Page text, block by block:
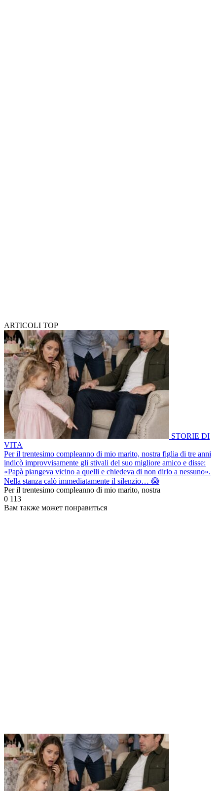
ARTICOLI TOP
STORIE DI
VITA
Per il trentesimo compleanno di mio marito, nostra figlia di tre anni
indicò improvvisamente gli stivali del suo migliore amico e disse:
«Papà piangeva vicino a quelli e chiedeva di non dirlo a nessuno».
Nella stanza calò immediatamente il silenzio… 😱
Per il trentesimo compleanno di mio marito, nostra
0 113
Вам также может понравиться